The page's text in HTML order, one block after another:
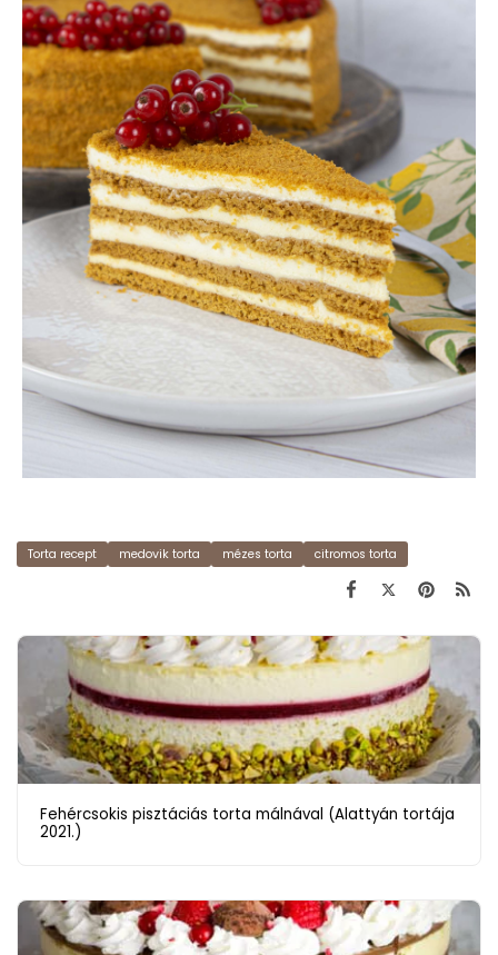
Torta recept medovik torta mézes torta citromos torta
Fehércsokis pisztáciás torta málnával (Alattyán tortája
2021.)